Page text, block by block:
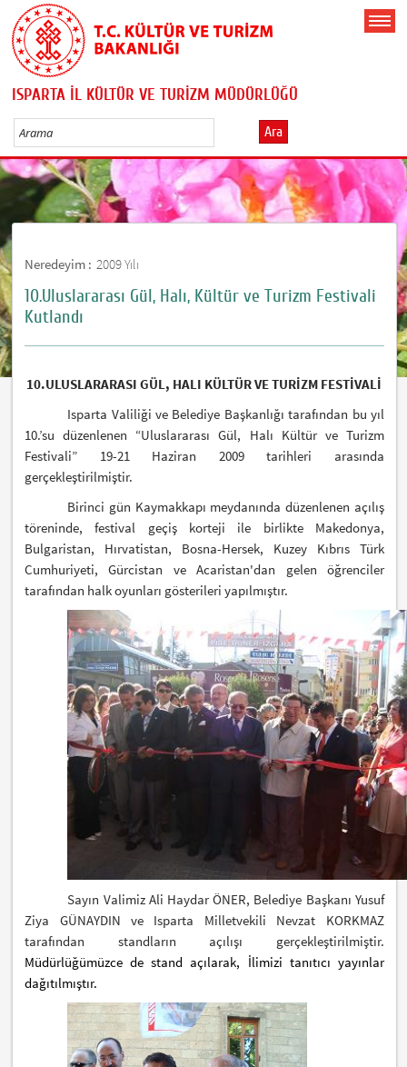
ISPARTA İL KÜLTÜR VE TURİZM MÜDÜRLÜĞÜ
Ara
Neredeyim : 2009 Yılı
10.Uluslararası Gül, Halı, Kültür ve Turizm Festivali
Kutlandı
10.ULUSLARARASI GÜL, HALI KÜLTÜR VE TURİZM FESTİVALİ
Isparta Valiliği ve Belediye Başkanlığı tarafından bu yıl
10.’su düzenlenen “Uluslararası Gül, Halı Kültür ve Turizm
Festivali” 19-21 Haziran 2009 tarihleri arasında
gerçekleştirilmiştir.
Birinci gün Kaymakkapı meydanında düzenlenen açılış
töreninde, festival geçiş korteji ile birlikte Makedonya,
Bulgaristan, Hırvatistan, Bosna-Hersek, Kuzey Kıbrıs Türk
Cumhuriyeti, Gürcistan ve Acaristan'dan gelen öğrenciler
tarafından halk oyunları gösterileri yapılmıştır.
Sayın Valimiz Ali Haydar ÖNER, Belediye Başkanı Yusuf
Ziya GÜNAYDIN ve Isparta Milletvekili Nevzat KORKMAZ
tarafından standların açılışı gerçekleştirilmiştir.
Müdürlüğümüzce de stand açılarak, İlimizi tanıtıcı yayınlar
dağıtılmıştır.